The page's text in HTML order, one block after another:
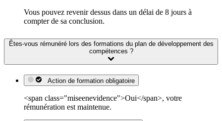
Vous pouvez revenir dessus dans un délai de 8 jours à
compter de sa conclusion.
Êtes-vous rémunéré lors des formations du plan de développement des
compétences ?
Action de formation obligatoire
<span class="miseenevidence">Oui</span>, votre
rémunération est maintenue.